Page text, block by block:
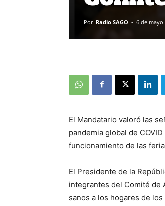
Por Radio SAGO - 6 de mayo
El Mandatario valoró las
pandemia global de
funcionamiento de las
El Presidente de la
integrantes del Comité de
sanos a los hogares de los